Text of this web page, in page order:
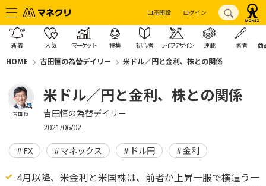
口座開設 ログイン
新着 人気 マーケット 特集 初心者 ライフデザイン 連載 著者 商
HOME 吉田恒の為替デイリー 米ドル／円と金利、株との関係
吉田 恒
米ドル／円と金利、株との関係
吉田恒の為替デイリー
2021/06/02
FX マネックス ドル円 金利
4月以降、米金利と米国株は、前者が上昇一服で横這う一